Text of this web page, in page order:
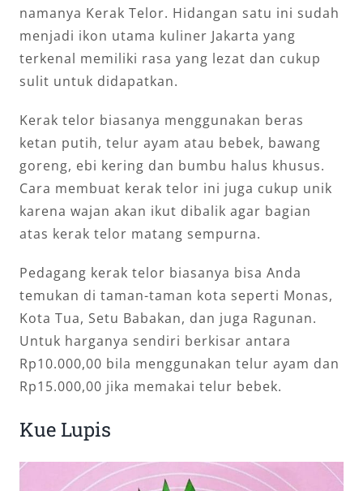
namanya Kerak Telor. Hidangan satu ini sudah
menjadi ikon utama kuliner Jakarta yang
terkenal memiliki rasa yang lezat dan cukup
sulit untuk didapatkan.
Kerak telor biasanya menggunakan beras
ketan putih, telur ayam atau bebek, bawang
goreng, ebi kering dan bumbu halus khusus.
Cara membuat kerak telor ini juga cukup unik
karena wajan akan ikut dibalik agar bagian
atas kerak telor matang sempurna.
Pedagang kerak telor biasanya bisa Anda
temukan di taman-taman kota seperti Monas,
Kota Tua, Setu Babakan, dan juga Ragunan.
Untuk harganya sendiri berkisar antara
Rp10.000,00 bila menggunakan telur ayam dan
Rp15.000,00 jika memakai telur bebek.
Kue Lupis